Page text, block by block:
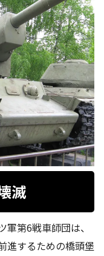
滅
第6戦車師団は、
進するための橋頭堡